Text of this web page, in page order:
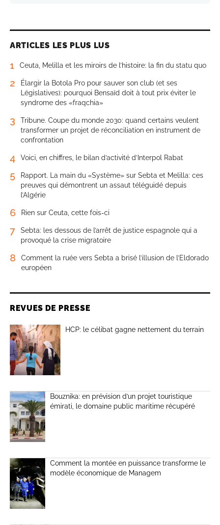
ARTICLES LES PLUS LUS
1 Ceuta, Melilla et les miroirs de l’histoire: la fin du statu quo
2
Élargir la Botola Pro pour sauver son club (et ses
Législatives): pourquoi Bensaïd doit à tout prix éviter le
syndrome des «fraqchia»
3
Tribune. Coupe du monde 2030: quand certains veulent
transformer un projet de réconciliation en instrument de
confrontation
4 Voici, en chiffres, le bilan d’activité d’Interpol Rabat
5
Rapport. La main du «Système» sur Sebta et Melilla: ces
preuves qui démontrent un assaut téléguidé depuis
l’Algérie
6 Rien sur Ceuta, cette fois-ci
7
Sebta: les dessous de l’arrêt de justice espagnole qui a
provoqué la crise migratoire
8
Comment la ruée vers Sebta a brisé l’illusion de l’Eldorado
européen
REVUES DE PRESSE
HCP: le célibat gagne nettement du terrain
Bouznika: en prévision d’un projet touristique
émirati, le domaine public maritime récupéré
Comment la montée en puissance transforme le
modèle économique de Managem